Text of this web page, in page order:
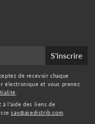
S'inscrire
de recevoir chaque
électronique et vous prenez
à l'aide des liens de
sav@asedistrib.com